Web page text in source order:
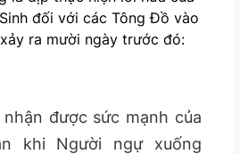
đối với các Tông Đồ vào
ra mười ngày trước đó:
nhận được sức mạnh của
khi Người ngự xuống